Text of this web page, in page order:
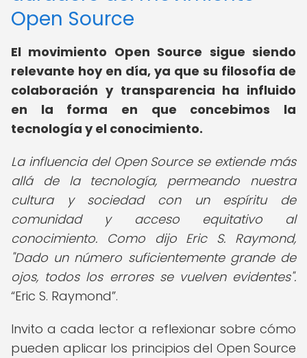
Open Source
El movimiento Open Source sigue siendo
relevante hoy en día, ya que su filosofía de
colaboración y transparencia ha influido
en la forma en que concebimos la
tecnología y el conocimiento.
La influencia del Open Source se extiende más
allá de la tecnología, permeando nuestra
cultura y sociedad con un espíritu de
comunidad y acceso equitativo al
conocimiento. Como dijo Eric S. Raymond,
"Dado un número suficientemente grande de
ojos, todos los errores se vuelven evidentes".
Eric S. Raymond .
Invito a cada lector a reflexionar sobre cómo
pueden aplicar los principios del Open Source